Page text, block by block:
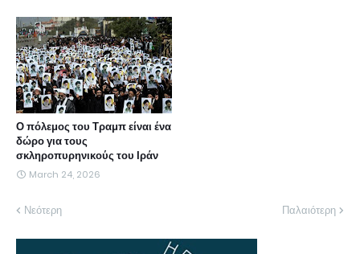
Ο πόλεμος του Τραμπ είναι ένα
δώρο για τους
σκληροπυρηνικούς του Ιράν
March 24, 2026
Νεότερη Παλαιότερη